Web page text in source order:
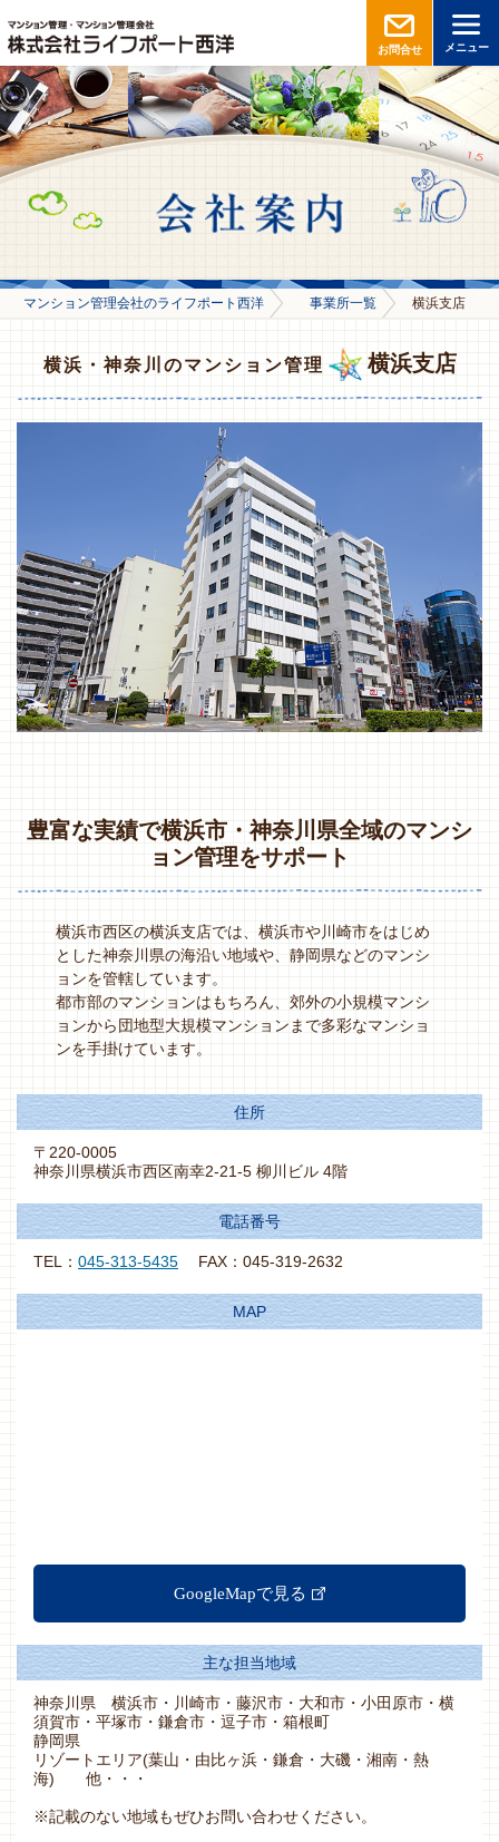
お問合せ メニュー
マンション管理会社のライフポート西洋 事業所一覧 横浜支店
横浜・神奈川のマンション管理 横浜支店
豊富な実績で横浜市・神奈川県全域のマンシ
ョン管理をサポート
横浜市西区の横浜支店では、横浜市や川崎市をはじめ
とした神奈川県の海沿い地域や、静岡県などのマンシ
ョンを管轄しています。
都市部のマンションはもちろん、郊外の小規模マンシ
ョンから団地型大規模マンションまで多彩なマンショ
ンを手掛けています。
住所
〒220-0005
神奈川県横浜市西区南幸2-21-5 柳川ビル 4階
電話番号
TEL： 045-313-5435 FAX：045-319-2632
MAP
GoogleMapで見る
主な担当地域
神奈川県 横浜市・川崎市・藤沢市・大和市・小田原市・横
須賀市・平塚市・鎌倉市・逗子市・箱根町
静岡県
リゾートエリア(葉山・由比ヶ浜・鎌倉・大磯・湘南・熱
海) 他・・・
※記載のない地域もぜひお問い合わせください。